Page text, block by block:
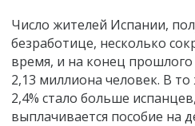
Число жителей Испании,
безработице, несколько
время, и на конец прошлого
2,13 миллиона человек. В
2,4% стало больше
выплачивается пособие на